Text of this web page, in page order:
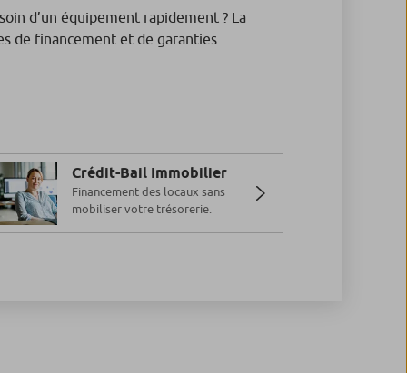
d’un équipement rapidement ? La
de financement et de garanties.
Crédit-Bail Immobilier
Financement des locaux sans
mobiliser votre trésorerie.